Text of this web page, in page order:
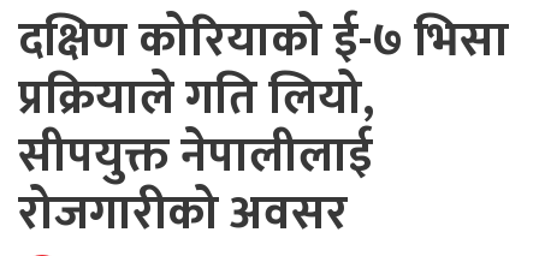
दक्षिण कोरियाको ई-७ भिसा
प्रक्रियाले गति लियो,
सीपयुक्त नेपालीलाई
रोजगारीको अवसर